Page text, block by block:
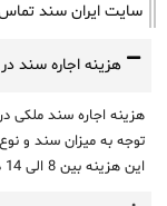
سایت ایران سند تماس
هزینه اجاره سند
هزینه اجاره سند ملکی
توجه به میزان سند و
این هزینه بین 8 الی 14 درصد میزان سند میباشد.